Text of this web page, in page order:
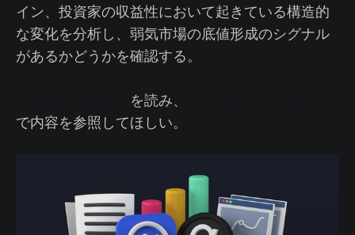
イン、投資家の収益性において起きている構造的
な変化を分析し、弱気市場の底値形成のシグナル
があるかどうかを確認する。
を読み、
で内容を参照してほしい。